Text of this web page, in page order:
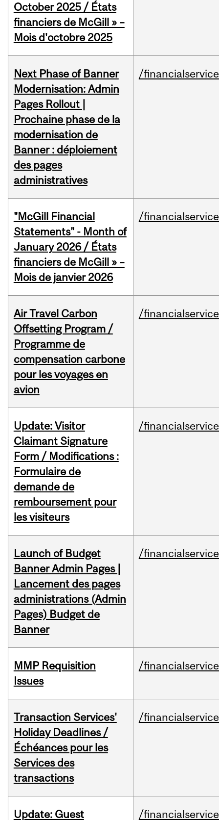
October 2025 / États
financiers de McGill » –
Mois d'octobre 2025
Next Phase of Banner
Modernisation: Admin
Pages Rollout |
Prochaine phase de la
modernisation de
Banner : déploiement
des pages
administratives
/
"McGill Financial
Statements" - Month of
January 2026 / États
financiers de McGill » –
Mois de janvier 2026
/
Air Travel Carbon
Offsetting Program /
Programme de
compensation carbone
pour les voyages en
avion
/
Update: Visitor
Claimant Signature
Form / Modifications :
Formulaire de
demande de
remboursement pour
les visiteurs
/
Launch of Budget
Banner Admin Pages |
Lancement des pages
administrations (Admin
Pages) Budget de
Banner
/
MMP Requisition
Issues
/
Transaction Services'
Holiday Deadlines /
Échéances pour les
Services des
transactions
/
Update: Guest
/